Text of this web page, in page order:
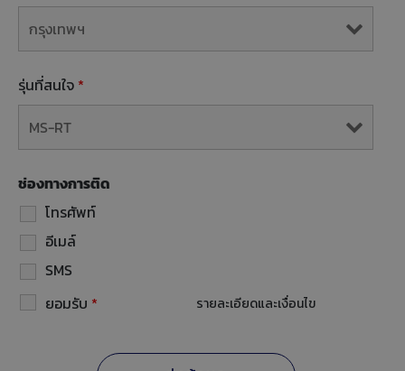
รุ่นที่สนใจ *
ช่องทางการติด
โทรศัพท์
อีเมล์
SMS
ยอมรับ * รายละเอียดและเงื่อนไข